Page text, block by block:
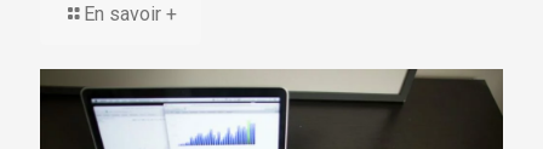
En savoir +